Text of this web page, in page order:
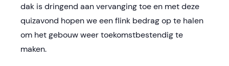
dak is dringend aan vervanging toe en met deze
quizavond hopen we een flink bedrag op te halen
om het gebouw weer toekomstbestendig te
maken.